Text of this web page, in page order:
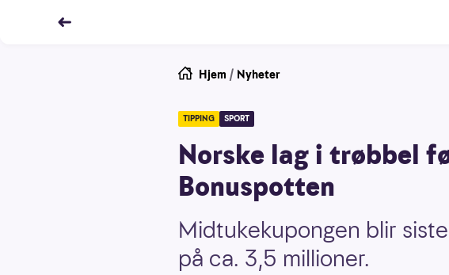
Hjem / Nyheter
TIPPING SPORT
Norske lag i trøbbel
Bonuspotten
Midtukekupongen blir
på ca. 3,5 millioner.